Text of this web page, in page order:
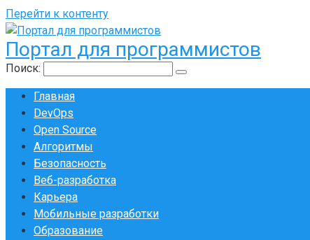
Перейти к контенту
Портал для программистов
Поиск:
Главная
DevOps
Open Source
Алгоритмы
Безопасность
Веб-разработка
Карьера
Мобильные разработки
Образование